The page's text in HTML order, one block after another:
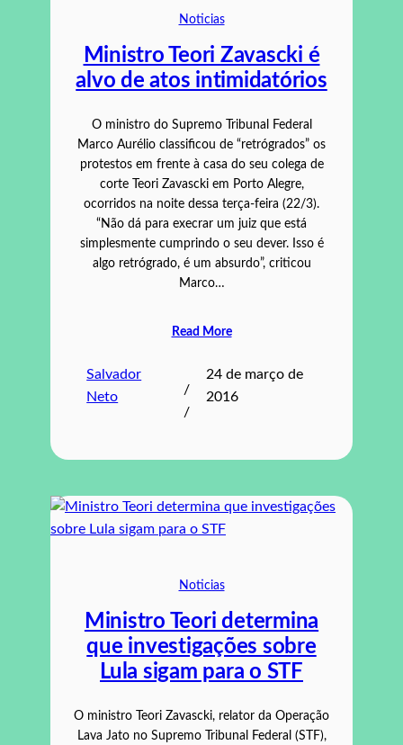
Noticias
Ministro Teori Zavascki é
alvo de atos intimidatórios
O ministro do Supremo Tribunal Federal
Marco Aurélio classificou de “retrógrados” os
protestos em frente à casa do seu colega de
corte Teori Zavascki em Porto Alegre,
ocorridos na noite dessa terça-feira (22/3).
“Não dá para execrar um juiz que está
simplesmente cumprindo o seu dever. Isso é
algo retrógrado, é um absurdo”, criticou
Marco…
Read More
Salvador
Neto
/
/
24 de março de
2016
Noticias
Ministro Teori determina
que investigações sobre
Lula sigam para o STF
O ministro Teori Zavascki, relator da Operação
Lava Jato no Supremo Tribunal Federal (STF),